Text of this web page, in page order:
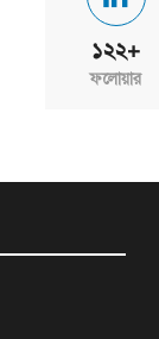
১২২+
ফলোয়ার